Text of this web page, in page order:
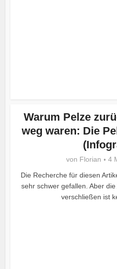
Warum Pelze
weg waren: Die
von Florian
4
Die Recherche für diesen
sehr schwer gefallen. Aber
verschließen ist